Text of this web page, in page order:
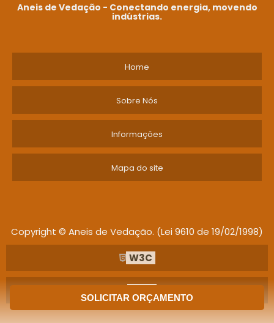
SOLICITAR ORÇAMENTO
Aneis de Vedação - Conectando energia, movendo
indústrias.
Home
Sobre Nós
Informações
Mapa do site
Copyright © Aneis de Vedação. (Lei 9610 de 19/02/1998)
W3C